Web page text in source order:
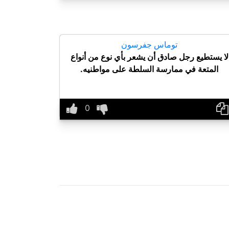
توماس جفرسون
لا يستطيع رجل صادق أن يشعر بأي نوع من أنواع
المتعة في ممارسة السلطة على مواطنيه.